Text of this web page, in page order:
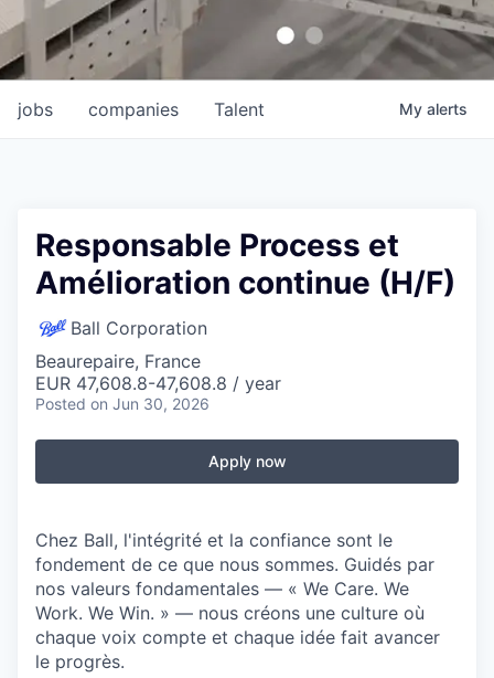
jobs companies Talent My alerts
Responsable Process et
Amélioration continue (H/F)
Ball Corporation
Beaurepaire, France
EUR 47,608.8-47,608.8 / year
Posted on Jun 30, 2026
Apply now
Chez Ball, l'intégrité et la confiance sont le
fondement de ce que nous sommes. Guidés par
nos valeurs fondamentales — « We Care. We
Work. We Win. » — nous créons une culture où
chaque voix compte et chaque idée fait avancer
le progrès.